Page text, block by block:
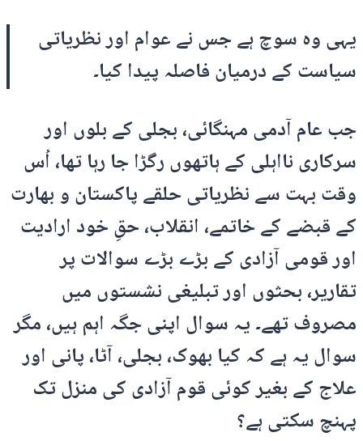
یہی وہ سوچ ہے جس نے عوام اور نظریاتی
سیاست کے درمیان فاصلہ پیدا کیا۔
جب عام آدمی مہنگائی، بجلی کے بلوں اور
سرکاری نااہلی کے ہاتھوں رگڑا جا رہا تھا، اُس
وقت بہت سے نظریاتی حلقے پاکستان و بھارت
کے قبضے کے خاتمے، انقلاب، حقِ خود ارادیت
اور قومی آزادی کے بڑے بڑے سوالات پر
تقاریر، بحثوں اور تبلیغی نشستوں میں
مصروف تھے۔ یہ سوال اپنی جگہ اہم ہیں، مگر
سوال یہ ہے کہ کیا بھوک، بجلی، آٹا، پانی اور
علاج کے بغیر کوئی قوم آزادی کی منزل تک
پہنچ سکتی ہے؟